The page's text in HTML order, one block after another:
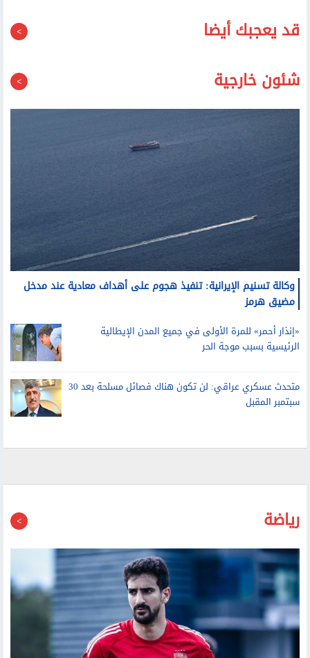
قد يعجبك أيضا
شئون خارجية
وكالة تسنيم الإيرانية: تنفيذ هجوم على أهداف معادية عند مدخل
مضيق هرمز
«إنذار أحمر» للمرة الأولى في جميع المدن الإيطالية
الرئيسية بسبب موجة الحر
متحدث عسكري عراقي: لن تكون هناك فصائل مسلحة بعد 30
سبتمبر المقبل
رياضة